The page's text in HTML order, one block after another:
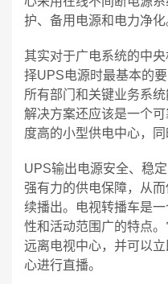
护、备用电源和电力净化
其实对于广电系统的中
择UPS电源时最基本的
所有部门和关键业务系
解决方案还应该是一个
度高的小型供电中心，同
UPS输出电源安全、稳
强有力的供电保障，从
续播出。电视转播车是
性和活动范围广的特点
远离电视中心，并可以
心进行直播。